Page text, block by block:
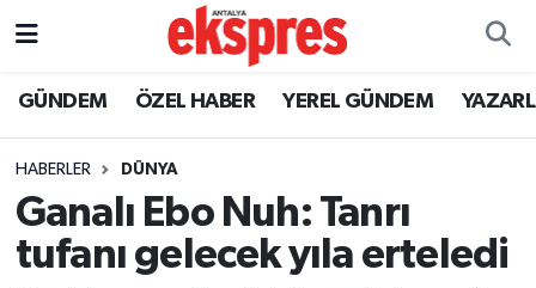
GÜNDEM ÖZEL HABER YEREL GÜNDEM
HABERLER DÜNYA
Ganalı Ebo Nuh: Tanrı
tufanı gelecek yıla erteledi
ÖZEL HABER
YEREL GÜNDEM
EKONOMİ
Nöbetçi Eczaneler
Trafik Durumu
Süper Lig Puan Durumu ve Fikstür